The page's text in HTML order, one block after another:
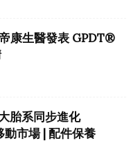
康生醫發表 GPDT®
胎系同步進化
市場 | 配件保養